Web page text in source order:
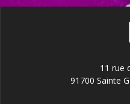
11 rue
91700 Sainte